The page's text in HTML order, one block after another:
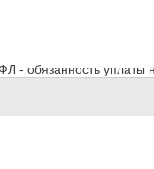
- обязанность уплаты